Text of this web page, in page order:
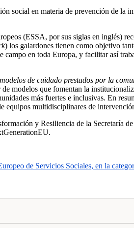
social en materia de prevención de la
(ESSA, por sus siglas en inglés)
) los galardones tienen como objetivo
campo en toda Europa, y facilitar así
de cuidado prestados por la
modelos que fomentan la
más fuertes e inclusivas. En
equipos multidisciplinares de
y Resiliencia de la Secretaría
de Servicios Sociales, en la